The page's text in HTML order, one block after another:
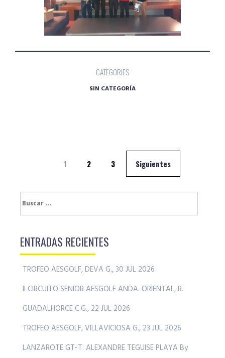
CATEGORIES
SIN CATEGORÍA
Navegación
entradas
1 2 3 Siguientes
Buscar:
ENTRADAS RECIENTES
TROFEO AESGOLF, DEVA G., 30 JUL 2026
II CIRCUITO SENIOR AESGOLF ANDA. ORIENTAL, R.
GUADALHORCE C.G., 22 JUL 2026
TROFEO AESGOLF, VILLAVICIOSA G., 23 JUL 2026
LANZAROTE GT-T. ALEXANDRE TEGUISE PLAYA By